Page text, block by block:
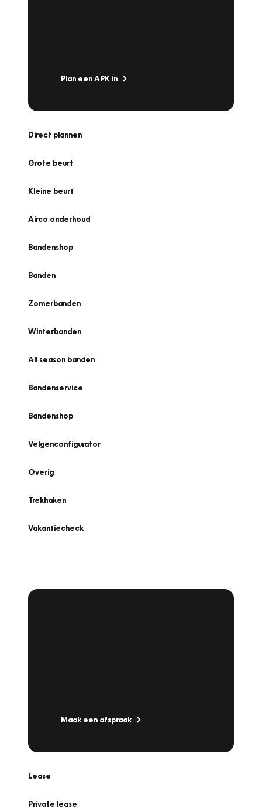
Plan een APK in
Direct plannen
Grote beurt
Kleine beurt
Airco onderhoud
Bandenshop
Banden
Zomerbanden
Winterbanden
All season banden
Bandenservice
Bandenshop
Velgenconfigurator
Overig
Trekhaken
Vakantiecheck
Maak een afspraak
Lease
Private lease